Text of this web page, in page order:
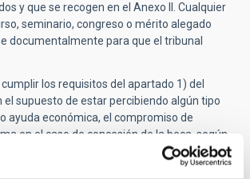
y que se recogen en el Anexo II. Cualquier
seminario, congreso o mérito alegado
documentalmente para que el tribunal
los requisitos del apartado 1) del
el supuesto de estar percibiendo algún tipo
ayuda económica, el compromiso de
en el caso de concesión de la beca, según
Anexo VI.